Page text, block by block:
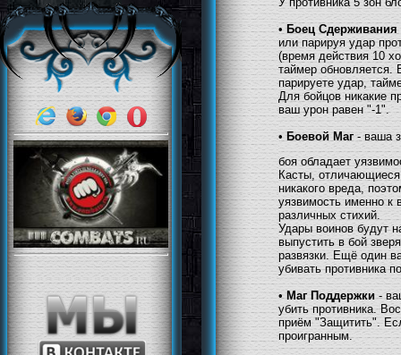
• Боец Сдерживания
или парируя удар
(время действия 10
таймер обновляется.
парируете удар,
Для бойцов никакие
ваш урон равен "-1".
• Боевой Маг- ваша
боя обладает
Касты, отличающиеся
никакого вреда,
уязвимость именно к
различных стихий.
Удары воинов будут
выпустить в бой
развязки. Ещё один
убивать противника
• Маг Поддержки-
убить противника.
приём "Защитить".
проигранным.